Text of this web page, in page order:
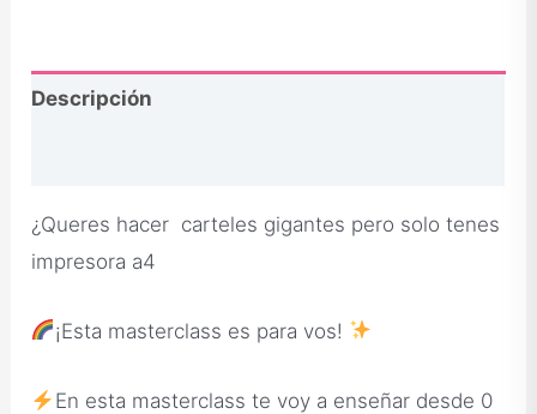
Descripción
¿Queres hacer carteles gigantes pero solo tenes
impresora a4
¡Esta masterclass es para vos!
En esta masterclass te voy a enseñar desde 0